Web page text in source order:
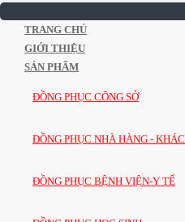
TRANG CHỦ
GIỚI THIỆU
SẢN PHẨM
ĐỒNG PHỤC CÔNG SỞ
ĐỒNG PHỤC NHÀ HÀNG -
ĐỒNG PHỤC BỆNH VIỆN-Y TẾ